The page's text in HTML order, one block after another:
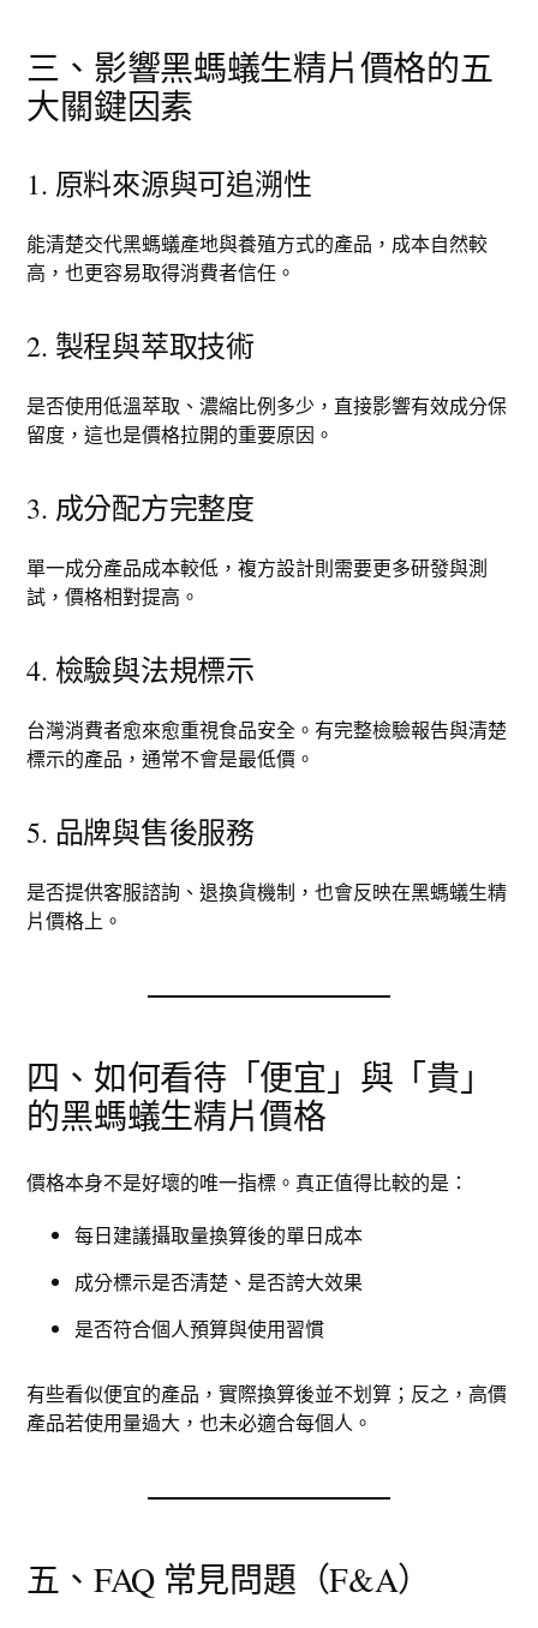
三、影響黑螞蟻生精片價格的五
大關鍵因素
1. 原料來源與可追溯性
能清楚交代黑螞蟻產地與養殖方式的產品，成本自然較
高，也更容易取得消費者信任。
2. 製程與萃取技術
是否使用低溫萃取、濃縮比例多少，直接影響有效成分保
留度，這也是價格拉開的重要原因。
3. 成分配方完整度
單一成分產品成本較低，複方設計則需要更多研發與測
試，價格相對提高。
4. 檢驗與法規標示
台灣消費者愈來愈重視食品安全。有完整檢驗報告與清楚
標示的產品，通常不會是最低價。
5. 品牌與售後服務
是否提供客服諮詢、退換貨機制，也會反映在黑螞蟻生精
片價格上。
四、如何看待「便宜」與「貴」
的黑螞蟻生精片價格
價格本身不是好壞的唯一指標。真正值得比較的是：
每日建議攝取量換算後的單日成本
成分標示是否清楚、是否誇大效果
是否符合個人預算與使用習慣
有些看似便宜的產品，實際換算後並不划算；反之，高價
產品若使用量過大，也未必適合每個人。
五、FAQ 常見問題（F&A）